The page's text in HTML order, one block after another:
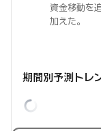
資金移動を
加えた。
期間別予測トレ